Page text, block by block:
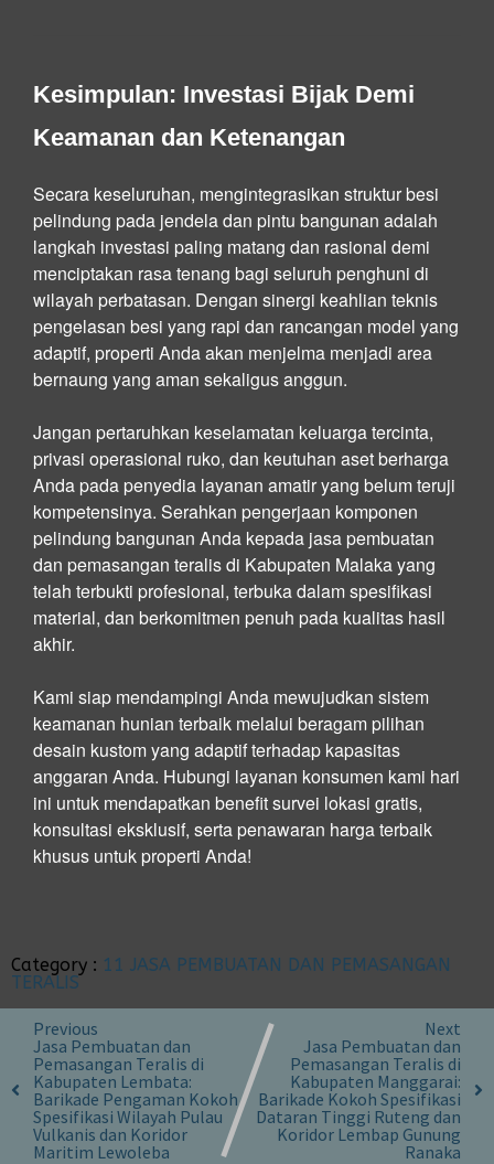
Kesimpulan: Investasi Bijak Demi
Keamanan dan Ketenangan
Secara keseluruhan, mengintegrasikan struktur besi
pelindung pada jendela dan pintu bangunan adalah
langkah investasi paling matang dan rasional demi
menciptakan rasa tenang bagi seluruh penghuni di
wilayah perbatasan. Dengan sinergi keahlian teknis
pengelasan besi yang rapi dan rancangan model yang
adaptif, properti Anda akan menjelma menjadi area
bernaung yang aman sekaligus anggun.
Jangan pertaruhkan keselamatan keluarga tercinta,
privasi operasional ruko, dan keutuhan aset berharga
Anda pada penyedia layanan amatir yang belum teruji
kompetensinya. Serahkan pengerjaan komponen
pelindung bangunan Anda kepada jasa pembuatan
dan pemasangan teralis di Kabupaten Malaka yang
telah terbukti profesional, terbuka dalam spesifikasi
material, dan berkomitmen penuh pada kualitas hasil
akhir.
Kami siap mendampingi Anda mewujudkan sistem
keamanan hunian terbaik melalui beragam pilihan
desain kustom yang adaptif terhadap kapasitas
anggaran Anda. Hubungi layanan konsumen kami hari
ini untuk mendapatkan benefit survei lokasi gratis,
konsultasi eksklusif, serta penawaran harga terbaik
khusus untuk properti Anda!
Category : 11 JASA PEMBUATAN DAN PEMASANGAN
TERALIS
Previous
Jasa Pembuatan dan
Pemasangan Teralis di
Kabupaten Lembata:
Barikade Pengaman Kokoh
Spesifikasi Wilayah Pulau
Vulkanis dan Koridor
Maritim Lewoleba
Next
Jasa Pembuatan dan
Pemasangan Teralis di
Kabupaten Manggarai:
Barikade Kokoh Spesifikasi
Dataran Tinggi Ruteng dan
Koridor Lembap Gunung
Ranaka